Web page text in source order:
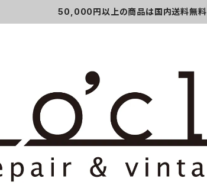
50,000円以上の商品は国内送料無料